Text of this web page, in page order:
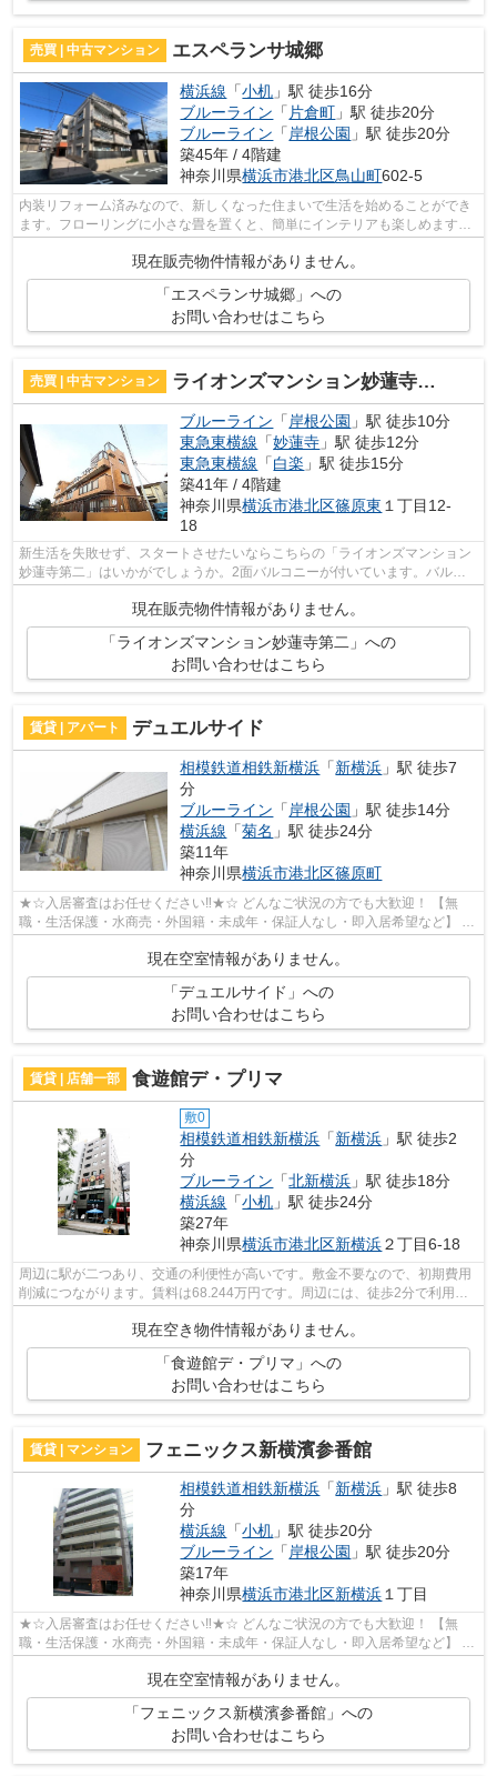
売買 | 中古マンション エスペランサ城郷
横浜線 「小机 」駅 徒歩16分
ブルーライン 「片倉町 」駅 徒歩20分
ブルーライン 「岸根公園 」駅 徒歩20分
築45年 / 4階建
神奈川県横浜市港北区鳥山町602-5
内装リフォーム済みなので、新しくなった住まいで生活を始めることができ
ます。フローリングに小さな畳を置くと、簡単にインテリアも楽しめます。
現在販売物件情報がありません。
「エスペランサ城郷」への
お問い合わせはこちら
売買 | 中古マンション ライオンズマンション妙蓮寺第二
ブルーライン 「 岸根公園 」駅 徒歩10分
東急東横線 「妙蓮寺 」駅 徒歩12分
東急東横線 「白楽 」駅 徒歩15分
築41年 / 4階建
神奈川県横浜市港北区篠原東 １丁目12-
18
新生活を失敗せず、スタートさせたいならこちらの「ライオンズマンション
妙蓮寺第二」はいかがでしょうか。2面バルコニーが付いています。バルコ
ニーの広さが6.23平米の物件です。清潔...
現在販売物件情報がありません。
「ライオンズマンション妙蓮寺第二」への
お問い合わせはこちら
賃貸 | アパート デュエルサイド
相模鉄道相鉄新横浜 「新横浜 」駅 徒歩7
分
ブルーライン 「岸根公園 」駅 徒歩14分
横浜線 「菊名 」駅 徒歩24分
築11年
神奈川県横浜市港北区篠原町
★☆入居審査はお任せください‼★☆ どんなご状況の方でも大歓迎！ 【無
職・生活保護・水商売・外国籍・未成年・保証人なし・即入居希望など】 ネ
現在空室情報がありません。
「デュエルサイド」への
お問い合わせはこちら
賃貸 | 店舗一部 食遊館デ・プリマ
敷0
相模鉄道相鉄新横浜 「新横浜 」駅 徒歩2
分
ブルーライン 「北新横浜 」駅 徒歩18分
横浜線 「小机 」駅 徒歩24分
築27年
神奈川県横浜市港北区新横浜２丁目6-18
周辺に駅が二つあり、交通の利便性が高いです。敷金不要なので、初期費用
削減につながります。賃料は68.244万円です。周辺には、徒歩2分で利用で
きる駅があります。様々な設備が整って...
現在空き物件情報がありません。
「食遊館デ・プリマ」への
お問い合わせはこちら
賃貸 | マンション フェニックス新横濱参番館
相模鉄道相鉄新横浜 「新横浜 」駅 徒歩8
分
横浜線 「小机 」駅 徒歩20分
ブルーライン 「岸根公園 」駅 徒歩20分
築17年
神奈川県横浜市港北区新横浜１丁目
★☆入居審査はお任せください‼★☆ どんなご状況の方でも大歓迎！ 【無
職・生活保護・水商売・外国籍・未成年・保証人なし・即入居希望など】 ネ
現在空室情報がありません。
「フェニックス新横濱参番館」への
お問い合わせはこちら